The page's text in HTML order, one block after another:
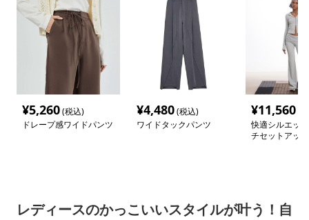
¥5,260(税込)
ドレープ感ワイドパンツ
¥4,480(税込)
ワイドタックパンツ
¥11,560
快適シルエッ
チセットアップ
レディースのかっこいいスタイルが叶う！自